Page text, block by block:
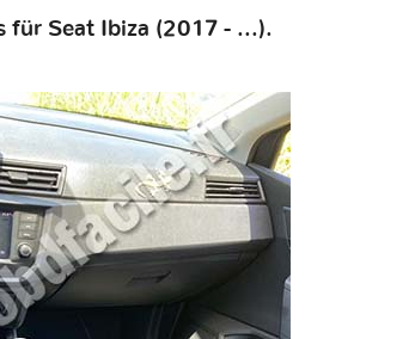
für Seat Ibiza (2017 - ...).